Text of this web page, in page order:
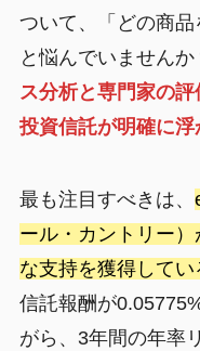
ついて、「どの商品
と悩んでいませんか
ス分析と専門家の
投資信託が明確に
最も注目すべきは、
ール・カントリー
な支持を獲得してい
信託報酬が
がら、3年間の年率